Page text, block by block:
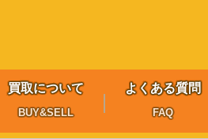
買取について
BUY&SELL
よくある質問
FAQ